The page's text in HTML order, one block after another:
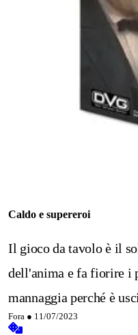
Caldo e supereroi
Il gioco da tavolo è il
dell'anima e fa fiorire i
mannaggia perché è
Fora ● 11/07/2023